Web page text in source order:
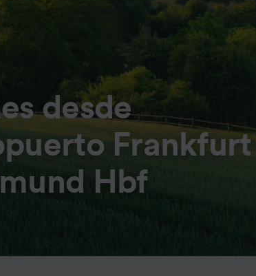
desde
Frankfurt
Hbf